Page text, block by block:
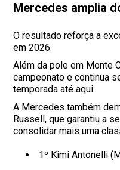
Mercedes amplia
O resultado reforça a
em 2026.
Além da pole em Monte
campeonato e continua
temporada até aqui.
A Mercedes também
Russell, que garantiu a
consolidar mais uma
1º Kimi Antonelli